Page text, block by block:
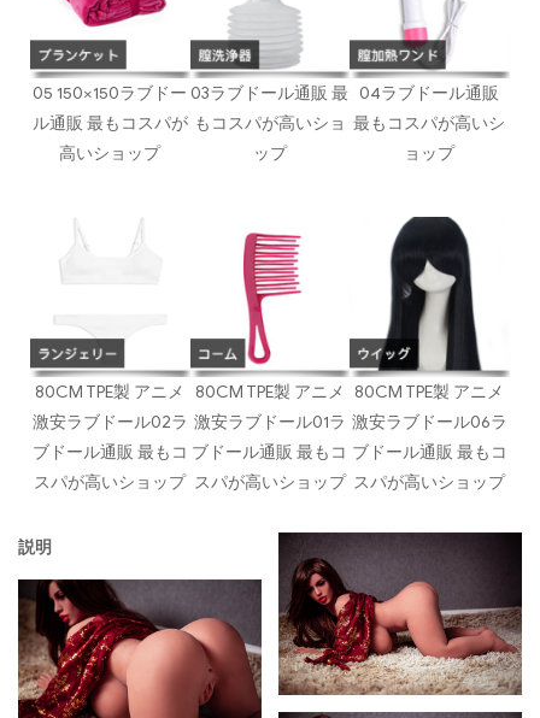
05 150×150ラブドー
ル通販 最もコスパが
高いショップ
03ラブドール通販 最
もコスパが高いショ
ップ
04ラブドール通販
最もコスパが高いシ
ョップ
80CM TPE製 アニメ
激安ラブドール02ラ
ブドール通販 最もコ
スパが高いショップ
80CM TPE製 アニメ
激安ラブドール01ラ
ブドール通販 最もコ
スパが高いショップ
80CM TPE製 アニメ
激安ラブドール06ラ
ブドール通販 最もコ
スパが高いショップ
説明